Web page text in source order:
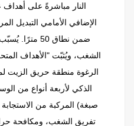
الإضافي الأمامي التبديل
ضمن نطاق 50
الشغب، ويُثبّت "الأهداف
الرغوة منطقة حريق الزيت
الذكي لأربعة أنواع من
صبغة) المركبة من
تفريق الشغب، ومكافحة